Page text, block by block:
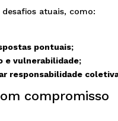
atuais, como:
pontuais;
e vulnerabilidade;
responsabilidade
compromisso